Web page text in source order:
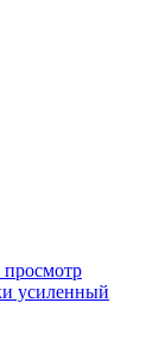
усиленный